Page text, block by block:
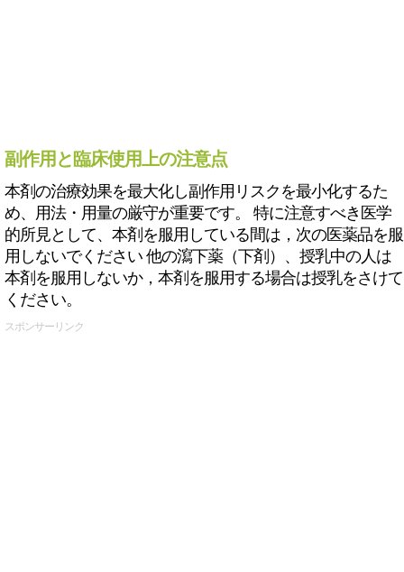
副作用と臨床使用上の注意点
本剤の治療効果を最大化し副作用リスクを最小化するた
め、用法・用量の厳守が重要です。 特に注意すべき医学
的所見として、本剤を服用している間は，次の医薬品を服
用しないでください 他の瀉下薬（下剤）、授乳中の人は
本剤を服用しないか，本剤を服用する場合は授乳をさけて
ください。
スポンサーリンク